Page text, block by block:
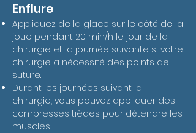
Enflure
Appliquez de la glace sur le côté de la
joue pendant 20 min/h le jour de la
chirurgie et la journée suivante si votre
chirurgie a nécessité des points de
suture.
Durant les journées suivant la
chirurgie, vous pouvez appliquer des
compresses tièdes pour détendre les
muscles.